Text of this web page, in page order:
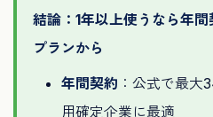
結論：1年以上使うなら年
プランから
年間契約 ：公式で最大
用確定企業に最適